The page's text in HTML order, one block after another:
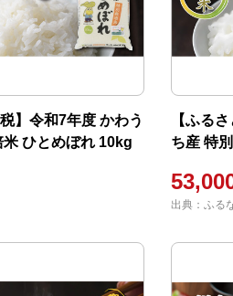
】令和7年度 かわう
米 ひとめぼれ 10kg
【ふる
ち産 特
出典：ふる